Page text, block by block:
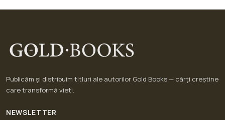
Publicăm și distribuim titluri ale autorilor Gold Books — cărți creștine
care transformă vieți.
NEWSLETTER